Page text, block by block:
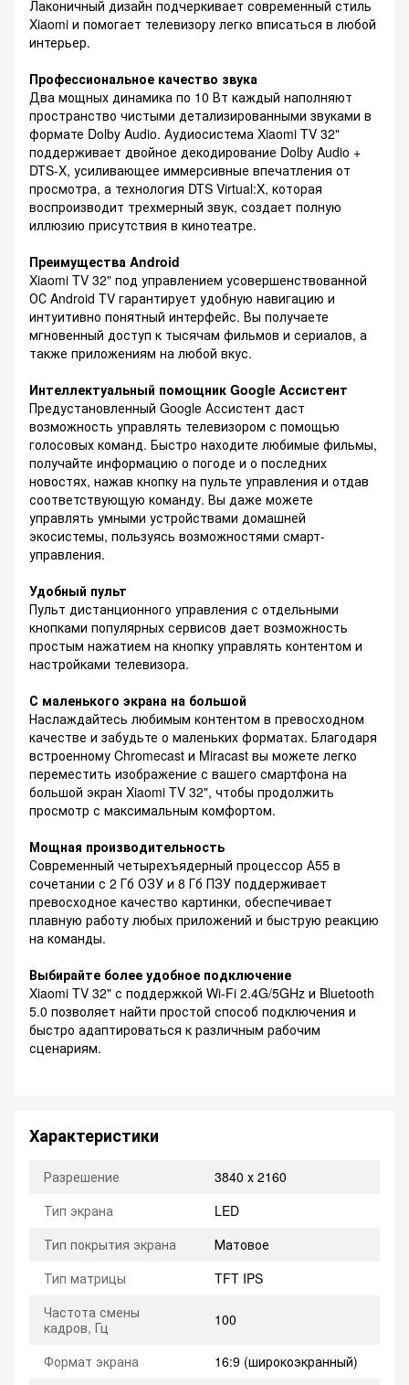
Лаконичный дизайн подчеркивает современный стиль
Xiaomi и помогает телевизору легко вписаться в любой
интерьер.
Профессиональное качество звука
Два мощных динамика по 10 Вт каждый наполняют
пространство чистыми детализированными звуками в
формате Dolby Audio. Аудиосистема Xiaomi TV 32"
поддерживает двойное декодирование Dolby Audio +
DTS-X, усиливающее иммерсивные впечатления от
просмотра, а технология DTS Virtual:X, которая
воспроизводит трехмерный звук, создает полную
иллюзию присутствия в кинотеатре.
Преимущества Android
Xiaomi TV 32" под управлением усовершенствованной
ОС Android TV гарантирует удобную навигацию и
интуитивно понятный интерфейс. Вы получаете
мгновенный доступ к тысячам фильмов и сериалов, а
также приложениям на любой вкус.
Интеллектуальный помощник Google Ассистент
Предустановленный Google Ассистент даст
возможность управлять телевизором с помощью
голосовых команд. Быстро находите любимые фильмы,
получайте информацию о погоде и о последних
новостях, нажав кнопку на пульте управления и отдав
соответствующую команду. Вы даже можете
управлять умными устройствами домашней
экосистемы, пользуясь возможностями смарт-
управления.
Удобный пульт
Пульт дистанционного управления с отдельными
кнопками популярных сервисов дает возможность
простым нажатием на кнопку управлять контентом и
настройками телевизора.
С маленького экрана на большой
Наслаждайтесь любимым контентом в превосходном
качестве и забудьте о маленьких форматах. Благодаря
встроенному Chromecast и Miracast вы можете легко
переместить изображение с вашего смартфона на
большой экран Xiaomi TV 32", чтобы продолжить
просмотр с максимальным комфортом.
Мощная производительность
Современный четырехъядерный процессор А55 в
сочетании с 2 Гб ОЗУ и 8 Гб ПЗУ поддерживает
превосходное качество картинки, обеспечивает
плавную работу любых приложений и быструю реакцию
на команды.
Выбирайте более удобное подключение
Xiaomi TV 32" с поддержкой Wi-Fi 2.4G/5GHz и Bluetooth
5.0 позволяет найти простой способ подключения и
быстро адаптироваться к различным рабочим
сценариям.
Характеристики
Разрешение
3840 х 2160
Тип экрана
LED
Тип покрытия экрана
Матовое
Тип матрицы
TFT IPS
Частота смены
кадров, Гц
100
Формат экрана
16:9 (широкоэкранный)